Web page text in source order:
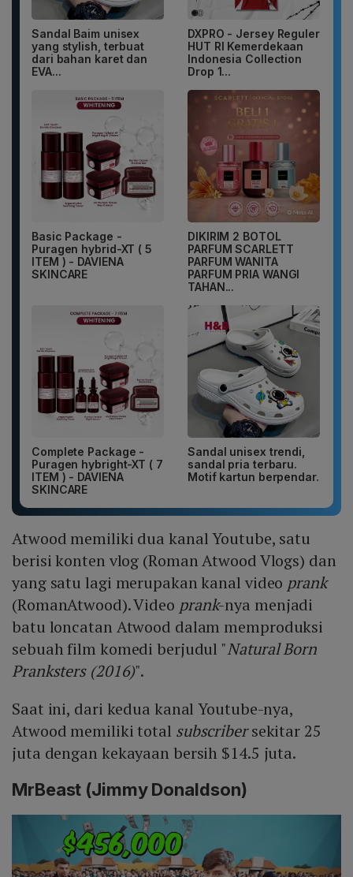
Sandal Baim unisex
yang stylish, terbuat
dari bahan karet dan
EVA...
DXPRO - Jersey Reguler
HUT RI Kemerdekaan
Indonesia Collection
Drop 1...
Basic Package -
Puragen hybrid-XT ( 5
ITEM ) - DAVIENA
SKINCARE
DIKIRIM 2 BOTOL
PARFUM SCARLETT
PARFUM WANITA
PARFUM PRIA WANGI
TAHAN...
Complete Package -
Puragen hybright-XT ( 7
ITEM ) - DAVIENA
SKINCARE
Sandal unisex trendi,
sandal pria terbaru.
Motif kartun berpendar.
Atwood memiliki dua kanal Youtube, satu
berisi konten vlog (Roman Atwood Vlogs) dan
yang satu lagi merupakan kanal video prank
(RomanAtwood). Video prank-nya menjadi
batu loncatan Atwood dalam memproduksi
sebuah film komedi berjudul "Natural Born
Pranksters (2016)".
Saat ini, dari kedua kanal Youtube-nya,
Atwood memiliki total subscribersekitar 25
juta dengan kekayaan bersih $14.5 juta.
MrBeast (Jimmy Donaldson)